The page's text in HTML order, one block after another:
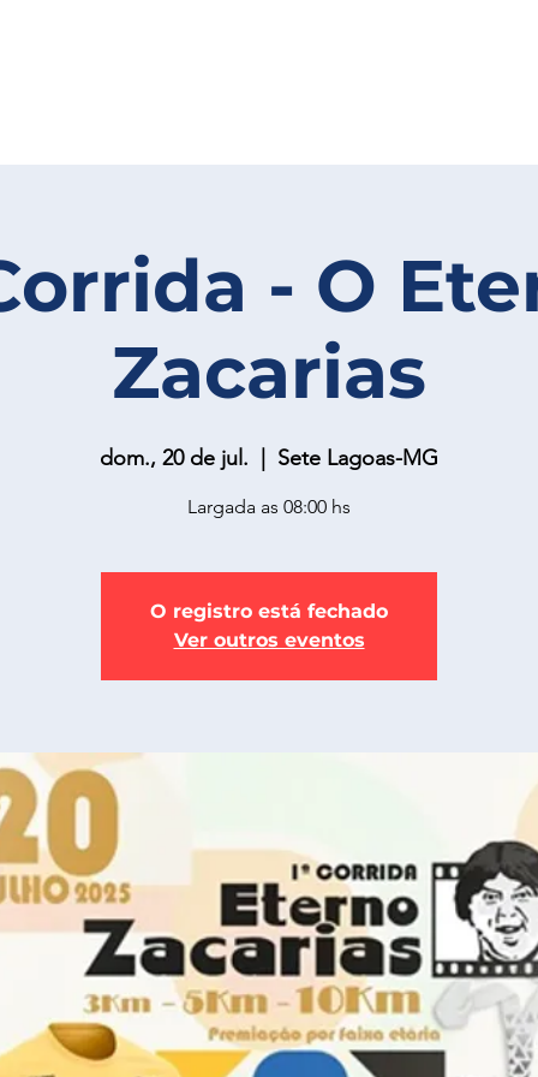
- O
Zacarias
dom., 20 de jul. Sete Lagoas-MG
Largada as 08:00 hs
O registro está fechado
Ver outros eventos